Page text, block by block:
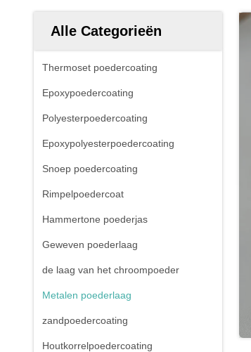
Alle Categorieën
Thermoset poedercoating
Epoxypoedercoating
Polyesterpoedercoating
Epoxypolyesterpoedercoating
Snoep poedercoating
Rimpelpoedercoat
Hammertone poederjas
Geweven poederlaag
de laag van het chroompoeder
Metalen poederlaag
zandpoedercoating
Houtkorrelpoedercoating